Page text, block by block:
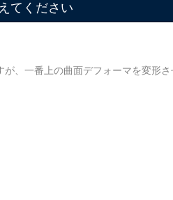
てください
、一番上の曲面デフォーマを変形さ